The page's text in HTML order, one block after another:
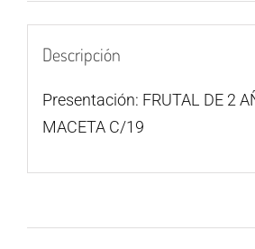
Descripción
Presentación: FRUTAL DE 2
MACETA C/19